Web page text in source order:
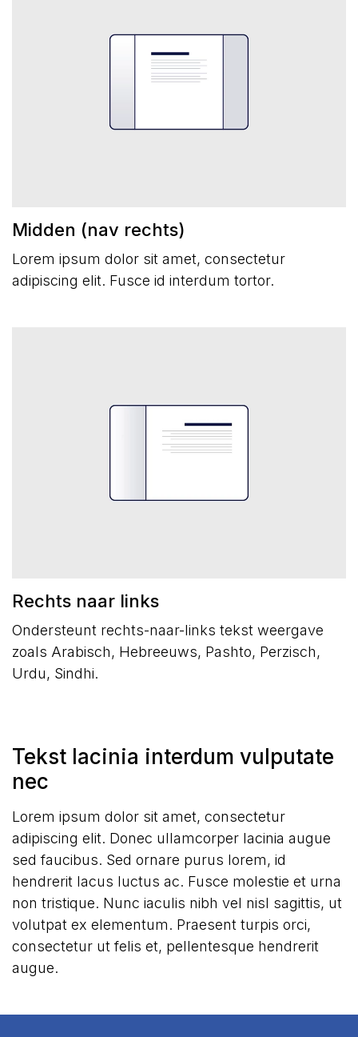
Midden (nav rechts)
Lorem ipsum dolor sit amet, consectetur
adipiscing elit. Fusce id interdum tortor.
Rechts naar links
Ondersteunt rechts-naar-links tekst weergave
zoals Arabisch, Hebreeuws, Pashto, Perzisch,
Urdu, Sindhi.
Tekst lacinia interdum vulputate
nec
Lorem ipsum dolor sit amet, consectetur
adipiscing elit. Donec ullamcorper lacinia augue
sed faucibus. Sed ornare purus lorem, id
hendrerit lacus luctus ac. Fusce molestie et urna
non tristique. Nunc iaculis nibh vel nisl sagittis, ut
volutpat ex elementum. Praesent turpis orci,
consectetur ut felis et, pellentesque hendrerit
augue.